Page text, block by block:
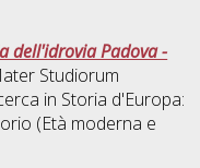
dell'idrovia Padova -
Studiorum
in Storia d'Europa:
(Età moderna e